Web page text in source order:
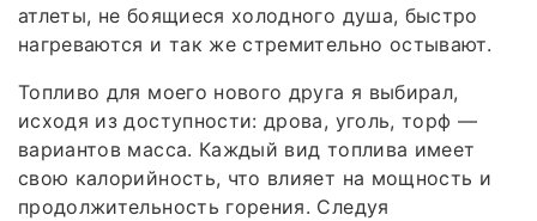
атлеты, не боящиеся холодного душа, быстро
нагреваются и так же стремительно остывают.
Топливо для моего нового друга я выбирал,
исходя из доступности: дрова, уголь, торф —
вариантов масса. Каждый вид топлива имеет
свою калорийность, что влияет на мощность и
продолжительность горения. Следуя